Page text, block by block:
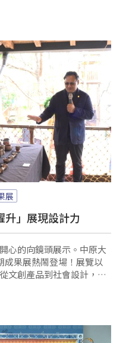
展
升」展現設計力
心的向鏡頭展示。中原大
成果展熱鬧登場！展覽以
文創產品到社會設計，都
獨特風格。